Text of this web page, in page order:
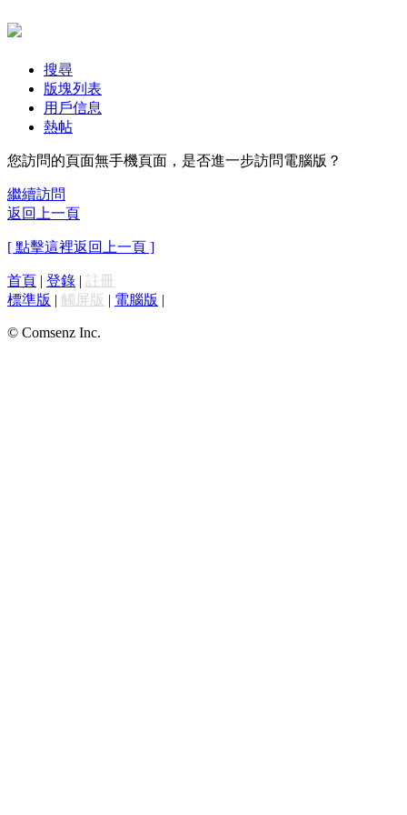
搜尋
版塊列表
用戶信息
熱帖
您訪問的頁面無手機頁面，是否進一步訪問電腦版？
繼續訪問
返回上一頁
[ 點擊這裡返回上一頁 ]
首頁 | 登錄 | 註冊
標準版 | 觸屏版 | 電腦版 |
© Comsenz Inc.